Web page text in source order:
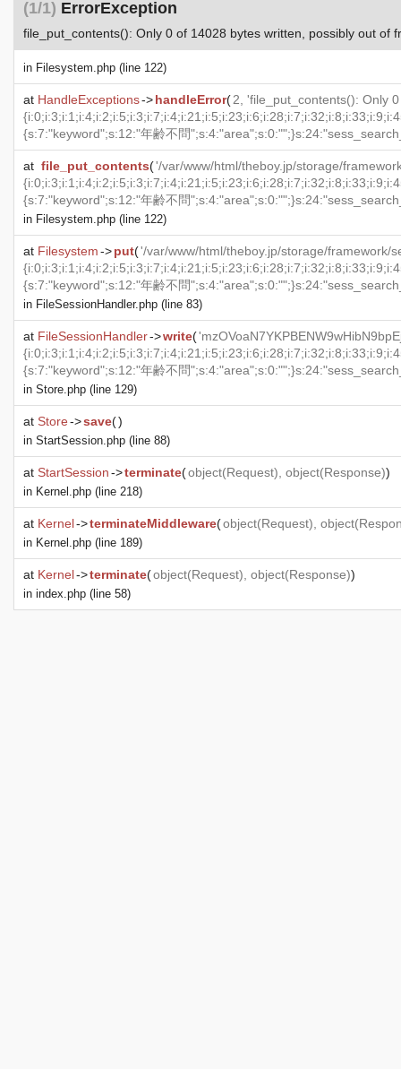
(1/1) ErrorException
file_put_contents(): Only 0 of 14028 bytes written, possibly out of
in Filesystem.php (line 122)
at HandleExceptions->handleError(2, 'file_put_contents(): Only
at file_put_contents('/var/www/html/theboy.jp/storage/framework/sessions/mzOVoaN7YKPBENW9wHibN9bpEjwcc7t7XfmETZX0', 'a:6:{s:6:"_token";s:40:"L0MWk69xtYRSBFwlsKpdrbPPXAOCtAQt3Toilrn8";s:23:"sess_search_job_ids_key";O:29:"Illuminate\\Support\\Collection":1:{s:8:"' . "\0" . '*' . "\0" .
in Filesystem.php (line 122)
at Filesystem->put('/var/www/html/theboy.jp/storage/framework/sessions/mzOVoaN7YKPBENW9wHibN9bpEjwcc7t7XfmETZX0', 'a:6:{s:6:"_token";s:40:"L0MWk69xtYRSBFwlsKpdrbPPXAOCtAQt3Toilrn8";s:23:"sess_search_job_ids_key";O:29:"Illuminate\\Support\\Collection":1:{s:8:"' . "\0" . '*' . "\0" .
in FileSessionHandler.php (line 83)
at FileSessionHandler->write('mzOVoaN7YKPBENW9wHibN9bpEjwcc7t7XfmETZX0', 'a:6:{s:6:"_token";s:40:"L0MWk69xtYRSBFwlsKpdrbPPXAOCtAQt3Toilrn8";s:23:"sess_search_job_ids_key";O:29:"Illuminate\\Support\\Collection":1:{s:8:"' . "\0" . '*' . "\0" .
in Store.php (line 129)
at Store->save()
in StartSession.php (line 88)
at StartSession->terminate(object(Request), object(Response))
in Kernel.php (line 218)
at Kernel->terminateMiddleware(object(Request), object(
in Kernel.php (line 189)
at Kernel->terminate(object(Request), object(Response))
in index.php (line 58)